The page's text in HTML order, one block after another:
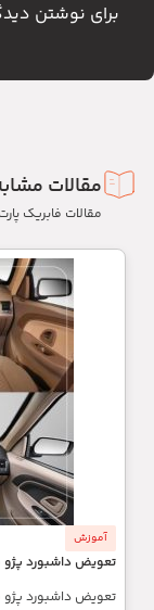
برای نوشتن
مقالات
مقالات فابریک پارت
آموزش
تعویض داشبورد پژو
تعویض داشبورد پژو